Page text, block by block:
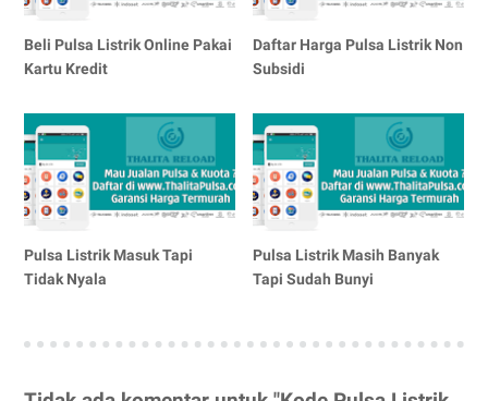
Beli Pulsa Listrik Online Pakai
Kartu Kredit
Daftar Harga Pulsa Listrik Non
Subsidi
Pulsa Listrik Masuk Tapi
Tidak Nyala
Pulsa Listrik Masih Banyak
Tapi Sudah Bunyi